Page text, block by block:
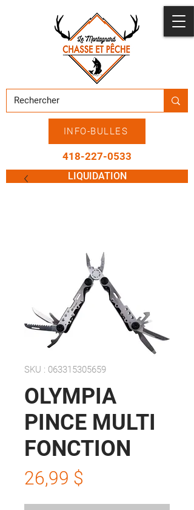
INFO-BULLES
418-227-0533
LIQUIDATION
SKU : 063315305659
OLYMPIA
PINCE MULTI
FONCTION
26,99 $